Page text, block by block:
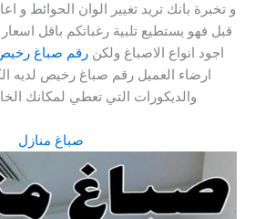
و تخبرة بانك تريد تغيير الوان الحوائط و
قبل فهو يستطيع تلبية رغباتكم باقل
اجود انواع الاصباغ ولكن رقم صباغ
ارضاء العميل رقم صباغ رخيص لديه
والديكورات التي تعطي لمكانك
صباغ منازل